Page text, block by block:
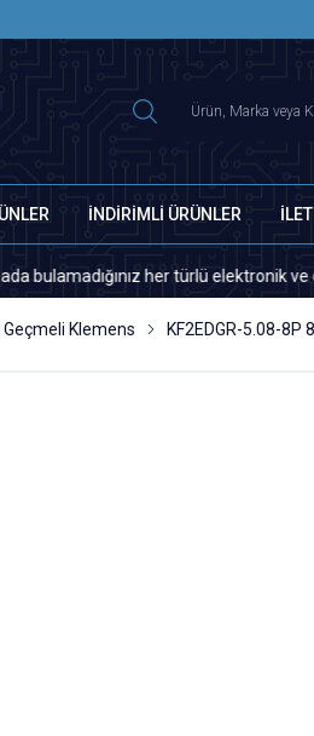
İNDİRİMLİ ÜRÜNLER
her türlü elektronik ve
Klemens KF2EDGR-5.08-8P